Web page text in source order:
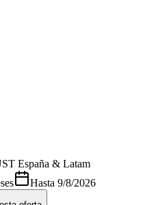
España & Latam
Hasta 9/8/2026